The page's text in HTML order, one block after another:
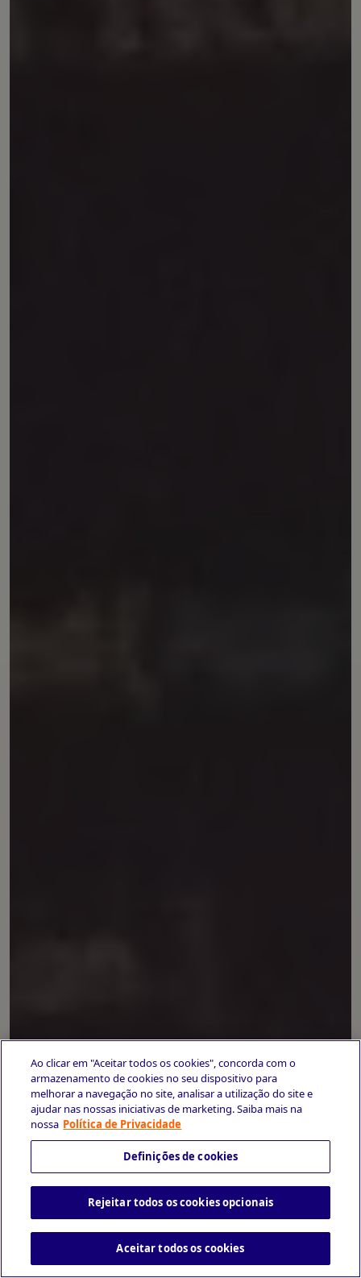
Ao clicar em "Aceitar todos os cookies", concorda com o
armazenamento de cookies no seu dispositivo para
melhorar a navegação no site, analisar a utilização do site e
ajudar nas nossas iniciativas de marketing. Saiba mais na
nossa Política de Privacidade
Definições de cookies
Rejeitar todos os cookies opcionais
Aceitar todos os cookies